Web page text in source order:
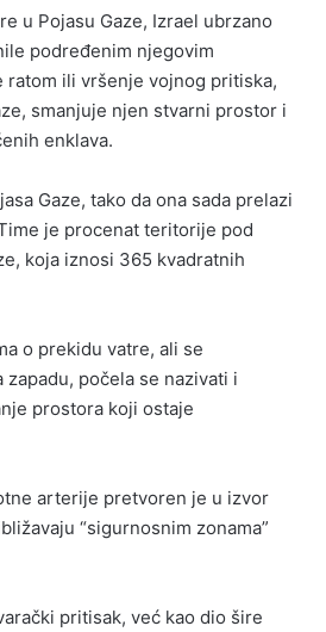
u Pojasu Gaze, Izrael ubrzano
podređenim njegovim
ili vršenje vojnog pritiska,
smanjuje njen stvarni prostor i
enklava.
Gaze, tako da ona sada prelazi
je procenat teritorije pod
koja iznosi 365 kvadratnih
o prekidu vatre, ali se
počela se nazivati i
prostora koji ostaje
arterije pretvoren je u izvor
“sigurnosnim zonama”
pritisak, već kao dio šire